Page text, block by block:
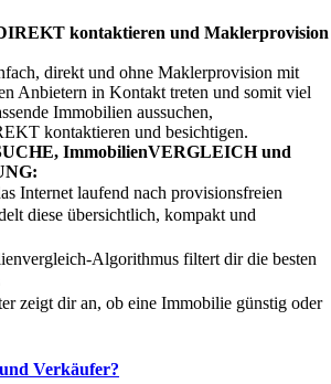
kontaktieren und Maklerprovision
direkt und ohne Maklerprovision mit
Anbietern in Kontakt treten und somit viel
Immobilien aussuchen,
kontaktieren und besichtigen.
ImmobilienVERGLEICH und
Internet laufend nach provisionsfreien
diese übersichtlich, kompakt und
Algorithmus filtert dir die besten
zeigt dir an, ob eine Immobilie günstig oder
Verkäufer?